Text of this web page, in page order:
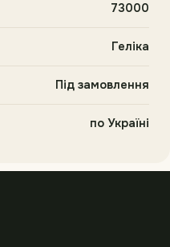
73000
Геліка
Під замовлення
по Україні